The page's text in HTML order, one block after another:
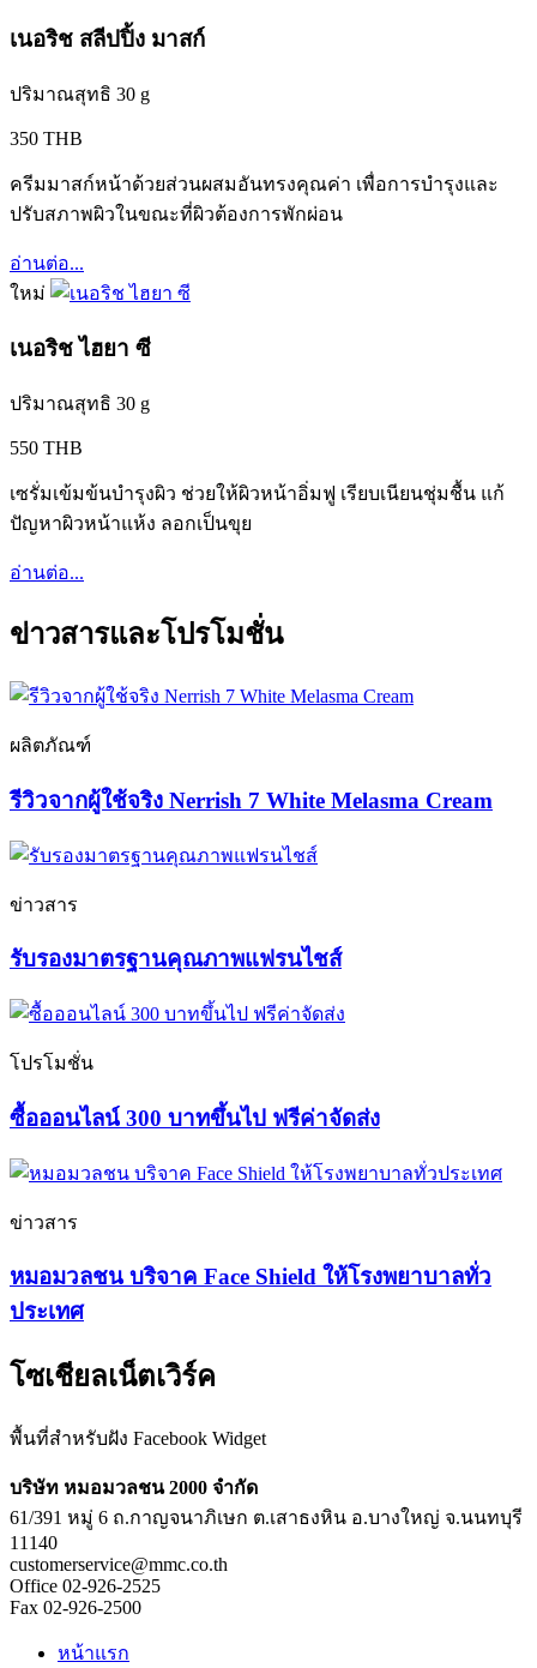
เนอริช สลีปปิ้ง มาสก์
ปริมาณสุทธิ 30 g
350 THB
ครีมมาสก์หน้าด้วยส่วนผสมอันทรงคุณค่า เพื่อการบำรุงและ
ปรับสภาพผิวในขณะที่ผิวต้องการพักผ่อน
อ่านต่อ...
ใหม่
เนอริช ไฮยา ซี
ปริมาณสุทธิ 30 g
550 THB
เซรั่มเข้มข้นบำรุงผิว ช่วยให้ผิวหน้าอิ่มฟู เรียบเนียนชุ่มชื้น แก้
ปัญหาผิวหน้าแห้ง ลอกเป็นขุย
อ่านต่อ...
ข่าวสารและโปรโมชั่น
ผลิตภัณฑ์
รีวิวจากผู้ใช้จริง Nerrish 7 White Melasma Cream
ข่าวสาร
รับรองมาตรฐานคุณภาพแฟรนไชส์
โปรโมชั่น
ซื้อออนไลน์ 300 บาทขึ้นไป ฟรีค่าจัดส่ง
ข่าวสาร
หมอมวลชน บริจาค Face Shield ให้โรงพยาบาลทั่ว
ประเทศ
โซเชียลเน็ตเวิร์ค
พื้นที่สำหรับฝัง Facebook Widget
บริษัท หมอมวลชน 2000 จำกัด
61/391 หมู่ 6 ถ.กาญจนาภิเษก ต.เสาธงหิน อ.บางใหญ่ จ.นนทบุรี
11140
customerservice@mmc.co.th
Office 02-926-2525
Fax 02-926-2500
หน้าแรก